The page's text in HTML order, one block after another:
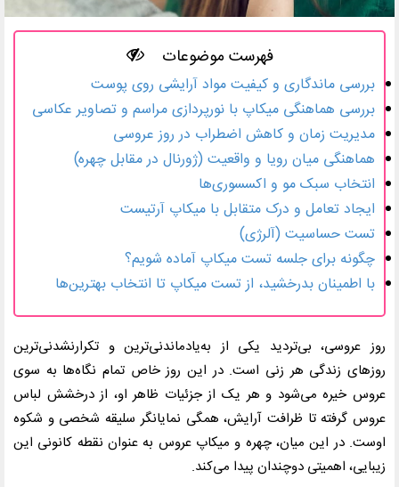
فهرست موضوعات
بررسی ماندگاری و کیفیت مواد آرایشی روی پوست
بررسی هماهنگی میکاپ با نورپردازی مراسم و تصاویر عکاسی
مدیریت زمان و کاهش اضطراب در روز عروسی
هماهنگی میان رویا و واقعیت (ژورنال در مقابل چهره)
انتخاب سبک مو و اکسسوری‌ها
ایجاد تعامل و درک متقابل با میکاپ آرتیست
تست حساسیت (آلرژی)
چگونه برای جلسه تست میکاپ آماده شویم؟
با اطمینان بدرخشید، از تست میکاپ تا انتخاب بهترین‌ها
روز عروسی، بی‌تردید یکی از به‌یادماندنی‌ترین و تکرارنشدنی‌ترین
روزهای زندگی هر زنی است. در این روز خاص تمام نگاه‌ها به سوی
عروس خیره می‌شود و هر یک از جزئیات ظاهر او، از درخشش لباس
عروس گرفته تا ظرافت آرایش، همگی نمایانگر سلیقه شخصی و شکوه
اوست. در این میان، چهره و میکاپ عروس به عنوان نقطه کانونی این
زیبایی، اهمیتی دوچندان پیدا می‌کند.